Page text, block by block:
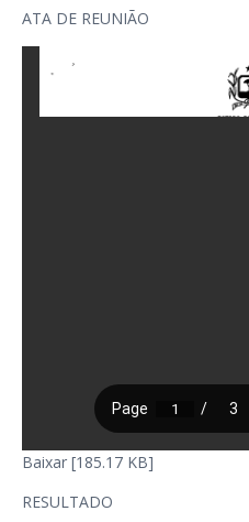
ATA DE REUNIÃO
Baixar [185.17 KB]
RESULTADO